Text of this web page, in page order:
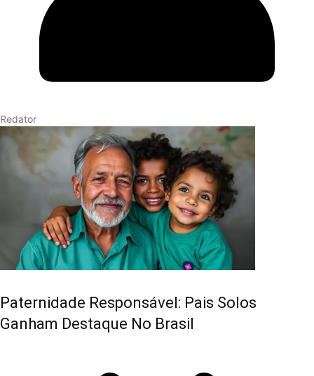
Redator
Paternidade Responsável: Pais Solos
Ganham Destaque No Brasil